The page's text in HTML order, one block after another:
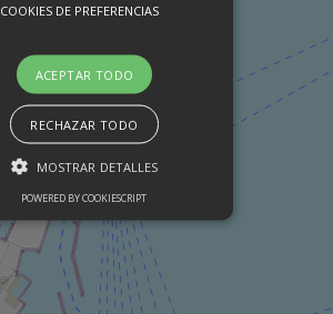
COOKIES DE PREFERENCIAS
ACEPTAR TODO
RECHAZAR TODO
MOSTRAR DETALLES
POWERED BY COOKIESCRIPT